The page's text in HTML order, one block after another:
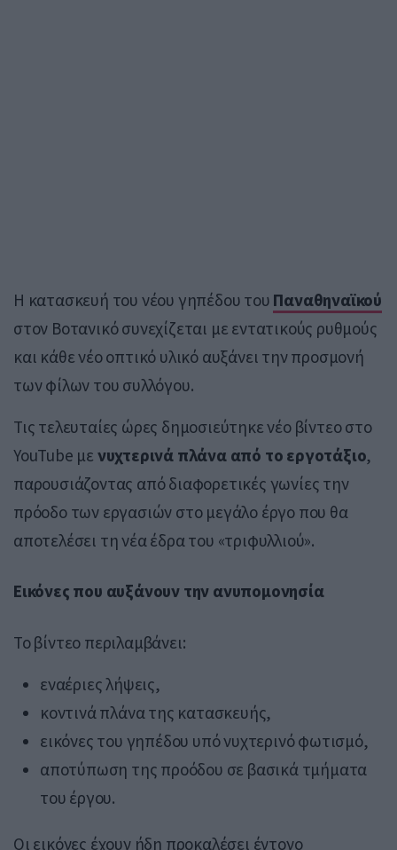
Η κατασκευή του νέου γηπέδου του Παναθηναϊκού
στον Βοτανικό συνεχίζεται με εντατικούς ρυθμούς
και κάθε νέο οπτικό υλικό αυξάνει την προσμονή
των φίλων του συλλόγου.
Τις τελευταίες ώρες δημοσιεύτηκε νέο βίντεο στο
YouTube με νυχτερινά πλάνα από το εργοτάξιο,
παρουσιάζοντας από διαφορετικές γωνίες την
πρόοδο των εργασιών στο μεγάλο έργο που θα
αποτελέσει τη νέα έδρα του «τριφυλλιού».
Εικόνες που αυξάνουν την ανυπομονησία
Το βίντεο περιλαμβάνει:
εναέριες λήψεις,
κοντινά πλάνα της κατασκευής,
εικόνες του γηπέδου υπό νυχτερινό φωτισμό,
αποτύπωση της προόδου σε βασικά τμήματα
του έργου.
Οι εικόνες έχουν ήδη προκαλέσει έντονο